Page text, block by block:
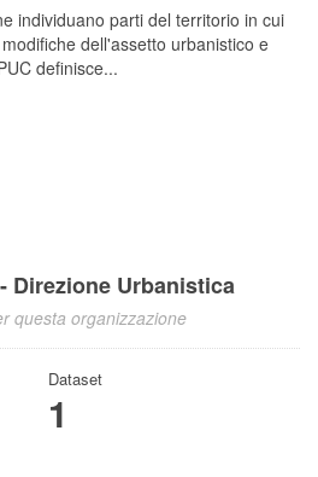
individuano parti del territorio in cui
dell'assetto urbanistico e
definisce...
Direzione Urbanistica
questa organizzazione
Dataset
1